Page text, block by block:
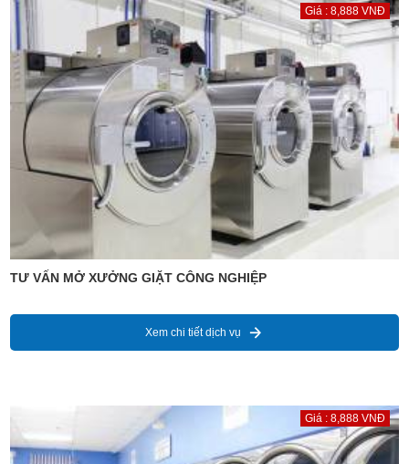
Giá : 8,888 VNĐ
TƯ VẤN MỞ XƯỞNG GIẶT CÔNG NGHIỆP
Xem chi tiết dịch vụ
Giá : 8,888 VNĐ